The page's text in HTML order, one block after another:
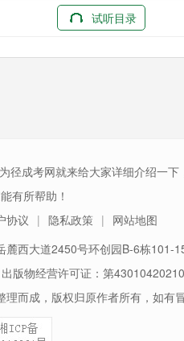
试听目录
成考网就来给大家详细介绍一下
有所帮助！
协议 隐私政策
网站地图
西大道2450号环创园B-6栋101-
版物经营许可证：第
而成，版权归原作者所有，如有